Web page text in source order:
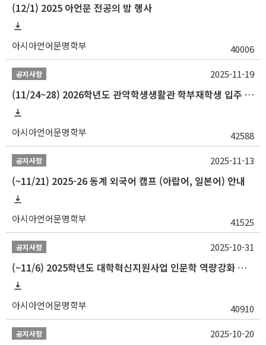
(12/1) 2025 아언문 전공의 밤 행사
아시아언어문명학부 40006
공지사항
(11/24~28) 2026학년도 관악학생생활관 학부재학생 입주 신청 일정 안내
아시아언어문명학부 42588
2025-11-19
공지사항
(~11/21) 2025-26 동계 외국어 캠프 (아랍어, 일본어) 안내
아시아언어문명학부 41525
2025-11-13
공지사항
(~11/6) 2025학년도 대학혁신지원사업 인문학 역량강화 동계 인턴십 참가자 선발 안내
아시아언어문명학부 40910
2025-10-31
공지사항 2025-10-20